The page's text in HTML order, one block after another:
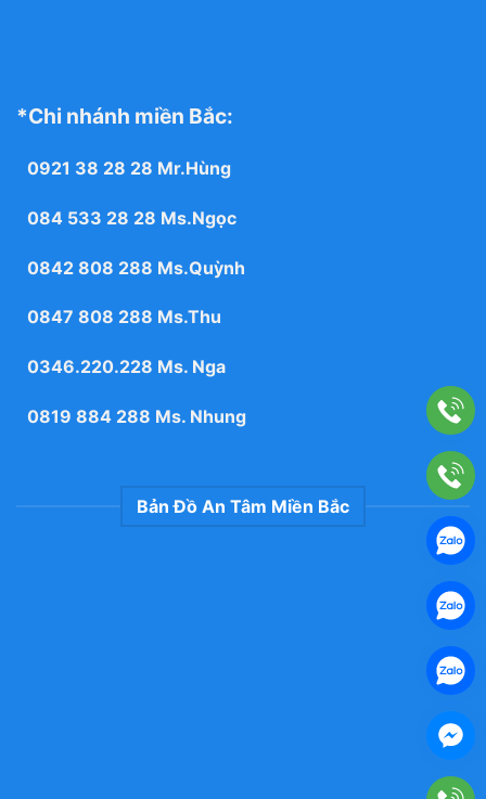
*Chi nhánh miền Bắc:
0921 38 28 28 Mr.Hùng
084 533 28 28 Ms.Ngọc
0842 808 288 Ms.Quỳnh
0847 808 288 Ms.Thu
0346.220.228 Ms. Nga
0819 884 288 Ms. Nhung
Bản Đồ An Tâm Miền Bắc